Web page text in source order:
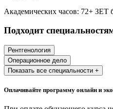
Психологические
Техносферная
Техносферная
природообустройство
Академических часов: 72+ ЗЕТ
Подходит
Рентгенология
Операционное дело
Показать все специальности +
Оплачивайте программу онлайн и